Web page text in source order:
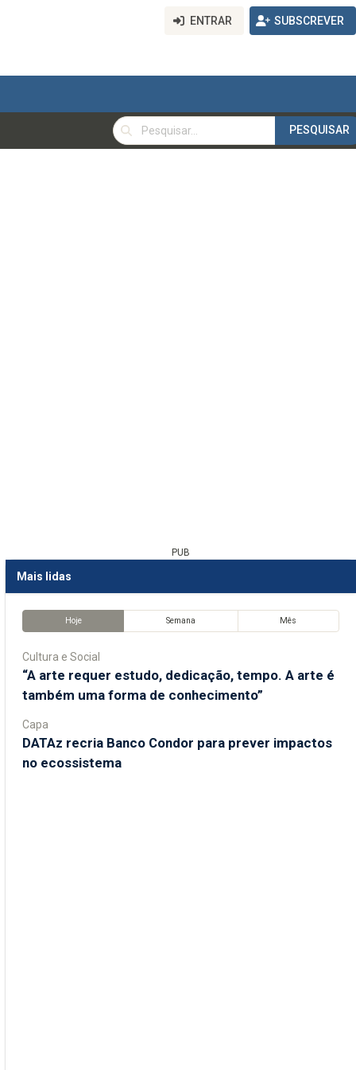
ENTRAR SUBSCREVER
PESQUISAR
PESQUISAR
PUB
Mais lidas
Hoje Semana Mês
Cultura e Social
“A arte requer estudo, dedicação, tempo. A arte é
também uma forma de conhecimento”
Capa
DATAz recria Banco Condor para prever impactos
no ecossistema